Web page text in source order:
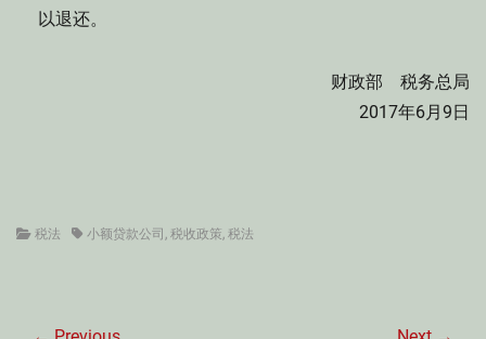
以退还。
财政部 税务总局
2017年6月9日
Categories
税法 Tags小额贷款公司 , 税收政策, 税法